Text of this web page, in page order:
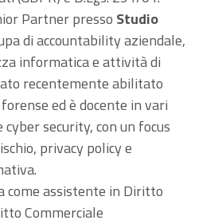
Partner presso Studio
di accountability aziendale,
informatica e attività di
recentemente abilitato
ed è docente in vari
cyber security, con un focus
privacy policy e
come assistente in Diritto
Commerciale​